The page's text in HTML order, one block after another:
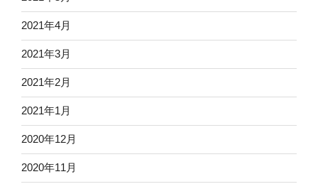
2021年4月
2021年3月
2021年2月
2021年1月
2020年12月
2020年11月